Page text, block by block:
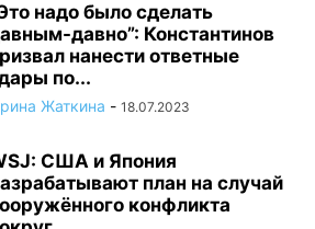
надо было сделать
давно”: Константинов
нанести ответные
по...
Жаткина - 18.07.2023
США и Япония
план на случай
конфликта